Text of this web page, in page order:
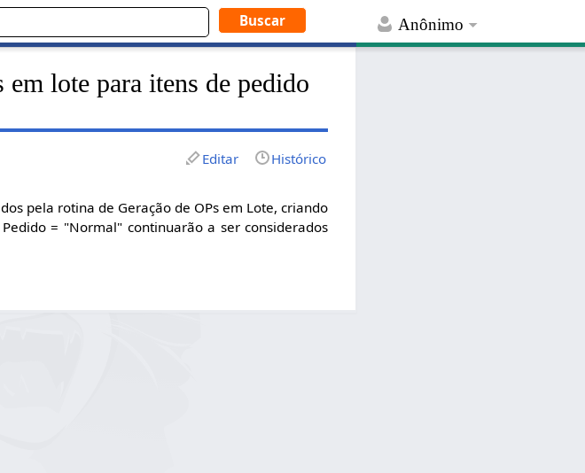
Anônimo
lote para itens de pedido
Editar Histórico
pela rotina de Geração de OPs em Lote, criando
= "Normal" continuarão a ser considerados